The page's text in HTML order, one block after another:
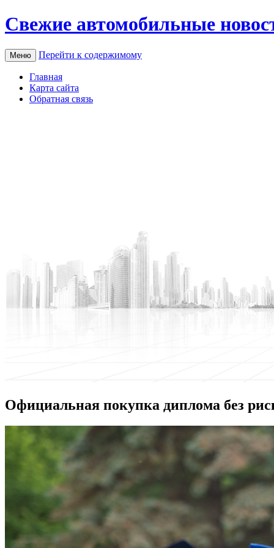
Свежие автомобильные
Меню Перейти к содержимому
Главная
Карта сайта
Обратная связь
Официальная покупка диплома без